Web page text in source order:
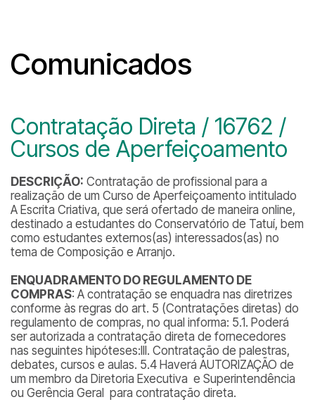
Comunicados
Contratação Direta / 16762 /
Cursos de Aperfeiçoamento
DESCRIÇÃO: Contratação de profissional para a
realização de um Curso de Aperfeiçoamento intitulado
A Escrita Criativa, que será ofertado de maneira online,
destinado a estudantes do Conservatório de Tatuí, bem
como estudantes externos(as) interessados(as) no
tema de Composição e Arranjo.
ENQUADRAMENTO DO REGULAMENTO DE
COMPRAS: A contratação se enquadra nas diretrizes
conforme às regras do art. 5 (Contratações diretas) do
regulamento de compras, no qual informa: 5.1. Poderá
ser autorizada a contratação direta de fornecedores
nas seguintes hipóteses:III. Contratação de palestras,
debates, cursos e aulas. 5.4 Haverá AUTORIZAÇÃO de
um membro da Diretoria Executiva e Superintendência
ou Gerência Geral para contratação direta.